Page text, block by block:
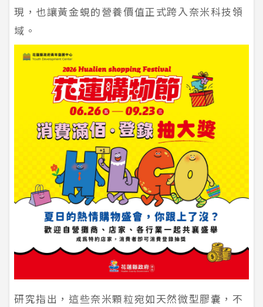
現，也讓黃金蜆的營養價值正式跨入奈米科技領
域。
研究指出，這些奈米顆粒宛如天然微型膠囊，不